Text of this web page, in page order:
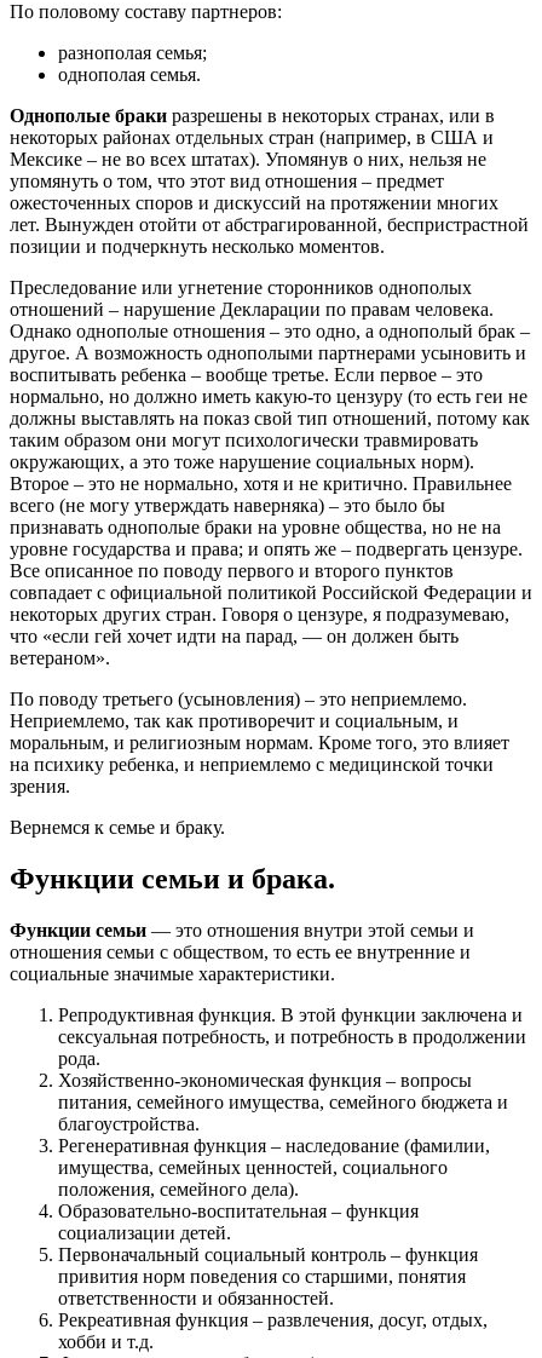
По половому составу партнеров:
разнополая семья;
однополая семья.
Однополые браки разрешены в некоторых странах, или в
некоторых районах отдельных стран (например, в США и
Мексике – не во всех штатах). Упомянув о них, нельзя не
упомянуть о том, что этот вид отношения – предмет
ожесточенных споров и дискуссий на протяжении многих
лет. Вынужден отойти от абстрагированной, беспристрастной
позиции и подчеркнуть несколько моментов.
Преследование или угнетение сторонников однополых
отношений – нарушение Декларации по правам человека.
Однако однополые отношения – это одно, а однополый брак –
другое. А возможность однополыми партнерами усыновить и
воспитывать ребенка – вообще третье. Если первое – это
нормально, но должно иметь какую-то цензуру (то есть геи не
должны выставлять на показ свой тип отношений, потому как
таким образом они могут психологически травмировать
окружающих, а это тоже нарушение социальных норм).
Второе – это не нормально, хотя и не критично. Правильнее
всего (не могу утверждать наверняка) – это было бы
признавать однополые браки на уровне общества, но не на
уровне государства и права; и опять же – подвергать цензуре.
Все описанное по поводу первого и второго пунктов
совпадает с официальной политикой Российской Федерации и
некоторых других стран. Говоря о цензуре, я подразумеваю,
что «если гей хочет идти на парад, — он должен быть
ветераном».
По поводу третьего (усыновления) – это неприемлемо.
Неприемлемо, так как противоречит и социальным, и
моральным, и религиозным нормам. Кроме того, это влияет
на психику ребенка, и неприемлемо с медицинской точки
зрения.
Вернемся к семье и браку.
Функции семьи и брака.
Функции семьи — это отношения внутри этой семьи и
отношения семьи с обществом, то есть ее внутренние и
социальные значимые характеристики.
Репродуктивная функция. В этой функции заключена и
сексуальная потребность, и потребность в продолжении
рода.
Хозяйственно-экономическая функция – вопросы
питания, семейного имущества, семейного бюджета и
благоустройства.
Регенеративная функция – наследование (фамилии,
имущества, семейных ценностей, социального
положения, семейного дела).
Образовательно-воспитательная – функция
социализации детей.
Первоначальный социальный контроль – функция
привития норм поведения со старшими, понятия
ответственности и обязанностей.
Рекреативная функция – развлечения, досуг, отдых,
хобби и т.д.